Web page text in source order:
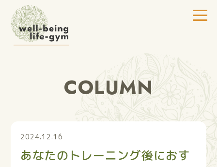
COLUMN
2024.12.16
あなたのトレーニング後におす